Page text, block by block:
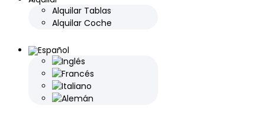
Alquilar Tablas
Alquilar Coche